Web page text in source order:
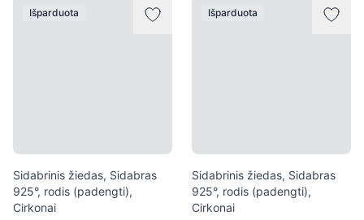
Išparduota
Sidabrinis žiedas, Sidabras
925°, rodis (padengti),
Cirkonai
Išparduota
Sidabrinis žiedas, Sidabras
925°, rodis (padengti),
Cirkonai